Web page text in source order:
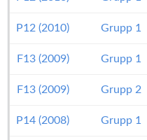
P12 (2010) Grupp 1
F13 (2009) Grupp 1
F13 (2009) Grupp 2
P14 (2008) Grupp 1